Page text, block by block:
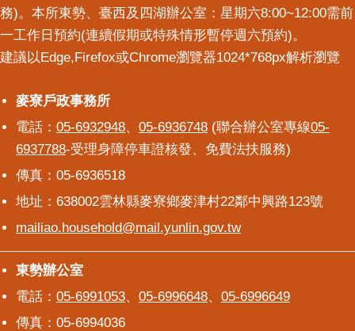
務)。本所東勢、臺西及四湖辦公室：星期六8:00~12:00需前
一工作日預約(連續假期或特殊情形暫停週六預約)。
建議以Edge,Firefox或Chrome瀏覽器1024*768px解析瀏覽
麥寮戶政事務所
麥寮戶政事務所
電話： 05-6932948、 05-6936748 (聯合辦公室專線05-
6937788-受理身障停車證核發、免費法扶服務)
傳真：05-6936518
地址：638002雲林縣麥寮鄉麥津村22鄰中興路123號
mailiao.household@mail.yunlin.gov.tw
東勢辦公室
東勢辦公室
電話： 05-6991053、 05-6996648、 05-6996649
傳真：05-6994036